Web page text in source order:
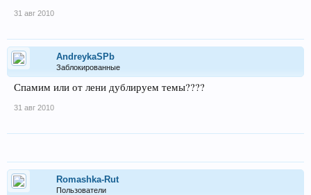
31 авг 2010
AndreykaSPb
Заблокированные
Спамим или от лени дублируем темы????
31 авг 2010
Romashka-Rut
Пользователи